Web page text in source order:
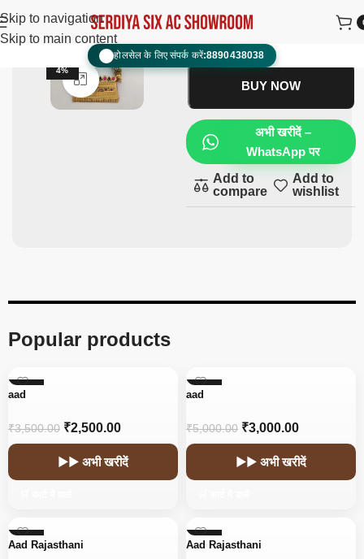
Skip to navigation
Skip to main content
📞 होलसेल के लिए संपर्क करें:8890438038
4%
Click to enlarge
Tewta
₹2,500.00
BUY NOW
अभी खरीदें –
WhatsApp पर
Add to
compare
Add to
wishlist
Popular products
-29%
aad
₹3,500.00 ₹2,500.00
▶▶ अभी खरीदें
-40%
aad
₹5,000.00 ₹3,000.00
▶▶ अभी खरीदें
-38%
Aad Rajasthani
-38%
Aad Rajasthani